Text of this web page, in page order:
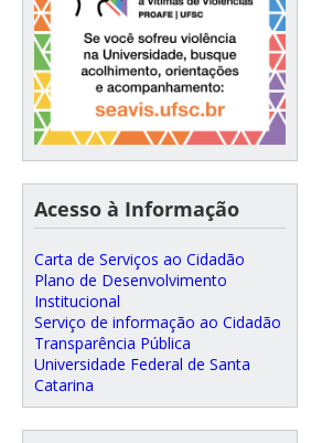
Acesso à Informação
Carta de Serviços ao Cidadão
Plano de Desenvolvimento
Institucional
Serviço de informação ao Cidadão
Transparência Pública
Universidade Federal de Santa
Catarina